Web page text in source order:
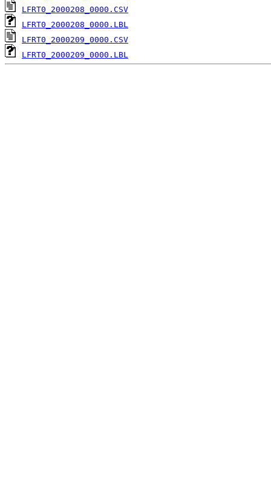
LFRT0_2000208_0000.CSV
LFRT0_2000208_0000.LBL
LFRT0_2000209_0000.CSV
LFRT0_2000209_0000.LBL